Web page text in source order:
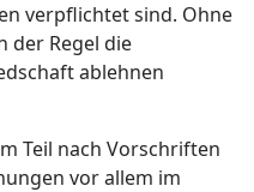
verpflichtet sind. Ohne
der Regel die
ablehnen
Teil nach Vorschriften
vor allem im